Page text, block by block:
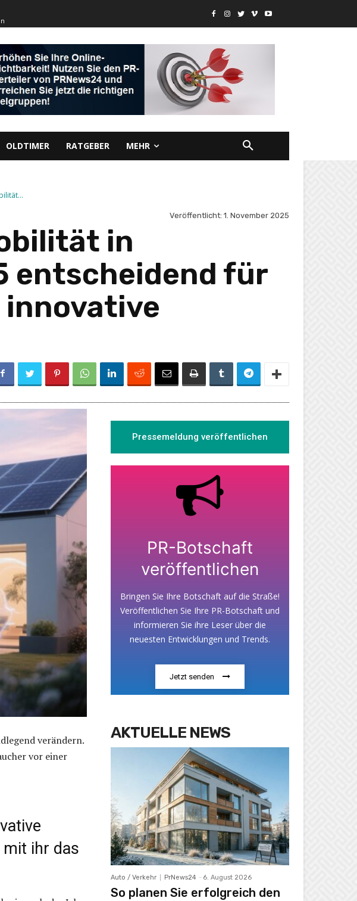
OLDTIMER RATGEBER MEHR
Veröffentlicht: 1. November 2025
in
entscheidend für
verändern.
vor einer
ihr das
Pressemeldung veröffentlichen
PR-Botschaft
veröffentlichen
Bringen Sie Ihre Botschaft auf die Straße!
Veröffentlichen Sie Ihre PR-Botschaft und
informieren Sie ihre Leser über die
neuesten Entwicklungen und Trends.
Jetzt senden
AKTUELLE NEWS
Auto / Verkehr PrNews24 - 6. August 2026
So planen Sie erfolgreich den